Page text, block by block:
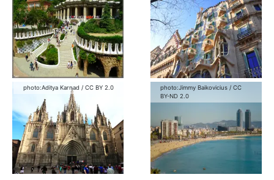
photo:Aditya Karnad / CC BY 2.0 photo:Jimmy Baikovicius / CC
BY-ND 2.0